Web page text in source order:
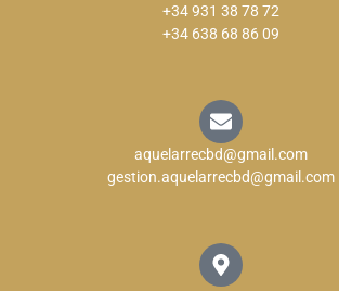
+34 931 38 78 72
+34 638 68 86 09
aquelarrecbd@gmail.com
gestion.aquelarrecbd@gmail.com